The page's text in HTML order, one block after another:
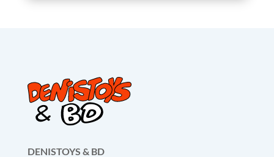
DENISTOYS & BD